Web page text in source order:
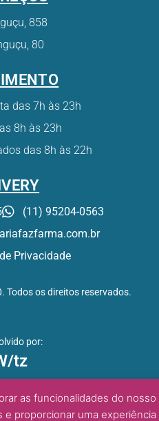
as funcionalidades do nosso
proporcionar uma experiência
858
80
das 7h às 23h
8h às 23h
das 8h às 22h
(11) 95204-0563
Privacidade
os direitos reservados.
por:
tz